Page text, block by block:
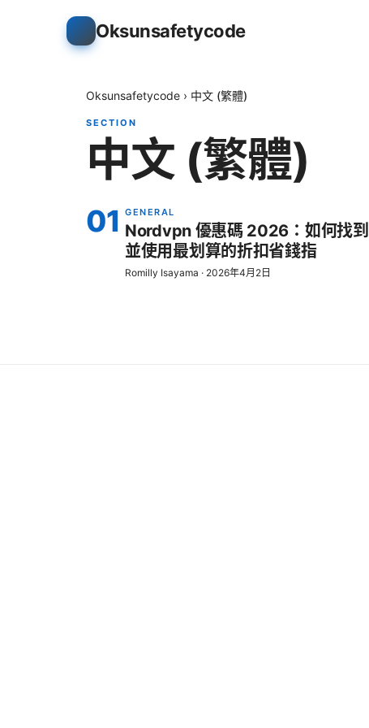
Oksunsafetycode
Oksunsafetycode › 中文 (繁體)
SECTION
中文 (繁體)
01 GENERAL
Nordvpn 優惠碼 2026：如何找到
並使用最划算的折扣省錢指
Romilly Isayama · 2026年4月2日